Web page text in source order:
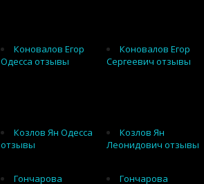
Коновалов Егор
Одесса отзывы
Коновалов Егор
Сергеевич отзывы
Козлов Ян Одесса
отзывы
Козлов Ян
Леонидович отзывы
Гончарова Гончарова